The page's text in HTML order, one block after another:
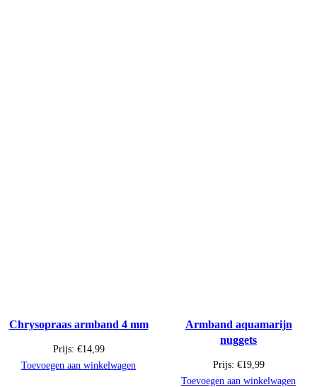
Chrysopraas armband 4 mm
Prijs: €14,99
Toevoegen aan winkelwagen
Armband aquamarijn
nuggets
Prijs: €19,99
Toevoegen aan winkelwagen